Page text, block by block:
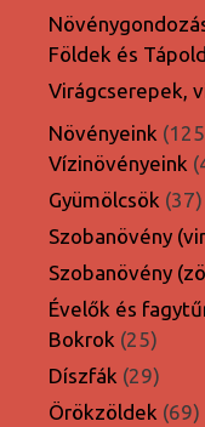
Földek és
Virágcserepek,
Növényeink
Vízinövényeink
Gyümölcsök 37
Szobanövény
Szobanövény
Évelők és
Bokrok 2525
Díszfák 2929
Örökzöldek 6969